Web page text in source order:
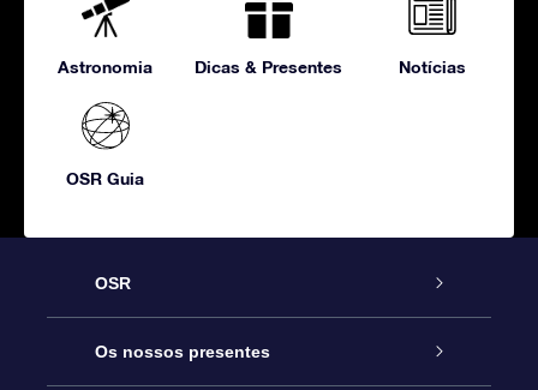
Astronomia Dicas & Presentes Notícias
OSR Guia
OSR
Serviço
Os nossos presentes